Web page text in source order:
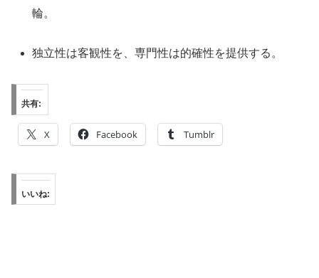
輪。
独立性は客観性を、専門性は的確性を提供する。
共有:
X Facebook Tumblr
いいね: